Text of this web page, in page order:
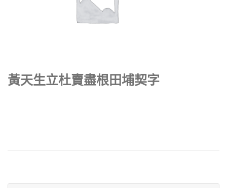
黃天生立杜賣盡根田埔契字